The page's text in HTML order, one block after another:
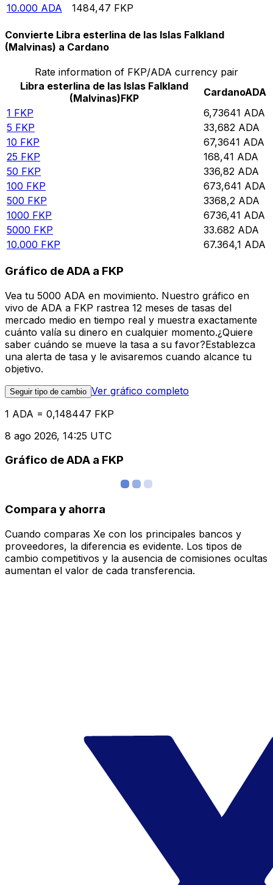
10.000 ADA 1484,47 FKP
Convierte Libra esterlina de las Islas Falkland
(Malvinas) a Cardano
Rate information of FKP/ADA currency pair
Libra esterlina de las Islas Falkland
(Malvinas)FKP CardanoADA
1 FKP 6,73641 ADA
5 FKP 33,682 ADA
10 FKP 67,3641 ADA
25 FKP 168,41 ADA
50 FKP 336,82 ADA
100 FKP 673,641 ADA
500 FKP 3368,2 ADA
1000 FKP 6736,41 ADA
5000 FKP 33.682 ADA
10.000 FKP 67.364,1 ADA
Gráfico de ADA a FKP
Vea tu 5000 ADA en movimiento. Nuestro gráfico en
vivo de ADA a FKP rastrea 12 meses de tasas del
mercado medio en tiempo real y muestra exactamente
cuánto valía su dinero en cualquier momento.¿Quiere
saber cuándo se mueve la tasa a su favor?Establezca
una alerta de tasa y le avisaremos cuando alcance tu
objetivo.
Seguir tipo de cambio Ver gráfico completo
1 ADA = 0,148447 FKP
8 ago 2026, 14:25 UTC
Gráfico de ADA a FKP
Compara y ahorra
Cuando comparas Xe con los principales bancos y
proveedores, la diferencia es evidente. Los tipos de
cambio competitivos y la ausencia de comisiones ocultas
aumentan el valor de cada transferencia.